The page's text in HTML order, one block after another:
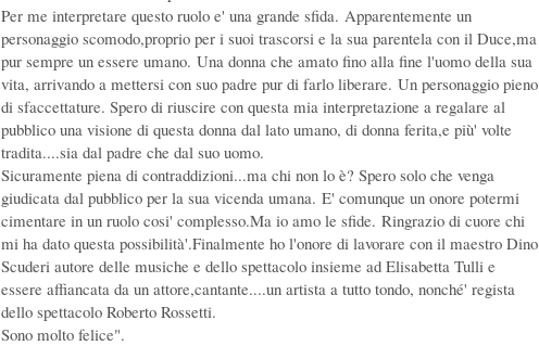
Per me interpretare questo ruolo e' una grande sfida. Apparentemente un
personaggio scomodo,proprio per i suoi trascorsi e la sua parentela con il Duce,ma
pur sempre un essere umano. Una donna che amato fino alla fine l'uomo della sua
vita, arrivando a mettersi con suo padre pur di farlo liberare. Un personaggio pieno
di sfaccettature. Spero di riuscire con questa mia interpretazione a regalare al
pubblico una visione di questa donna dal lato umano, di donna ferita,e più' volte
tradita....sia dal padre che dal suo uomo.
Sicuramente piena di contraddizioni...ma chi non lo è? Spero solo che venga
giudicata dal pubblico per la sua vicenda umana. E' comunque un onore potermi
cimentare in un ruolo cosi' complesso.Ma io amo le sfide. Ringrazio di cuore chi
mi ha dato questa possibilità'.Finalmente ho l'onore di lavorare con il maestro Dino
Scuderi autore delle musiche e dello spettacolo insieme ad Elisabetta Tulli e
essere affiancata da un attore,cantante....un artista a tutto tondo, nonché' regista
dello spettacolo Roberto Rossetti.
Sono molto felice".